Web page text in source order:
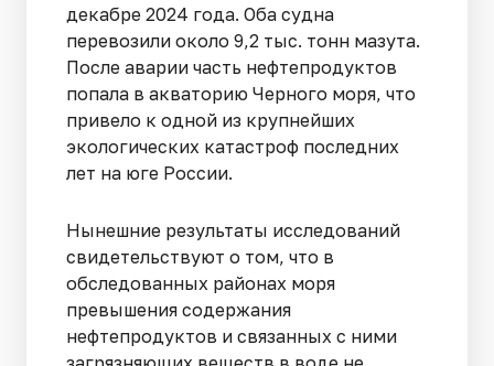
декабре 2024 года. Оба судна
перевозили около 9,2 тыс. тонн мазута.
После аварии часть нефтепродуктов
попала в акваторию Черного моря, что
привело к одной из крупнейших
экологических катастроф последних
лет на юге России.
Нынешние результаты исследований
свидетельствуют о том, что в
обследованных районах моря
превышения содержания
нефтепродуктов и связанных с ними